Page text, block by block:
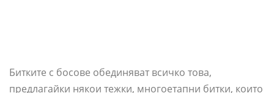
Битките с босове обединяват всичко това,
предлагайки някои тежки, многоетапни битки, които